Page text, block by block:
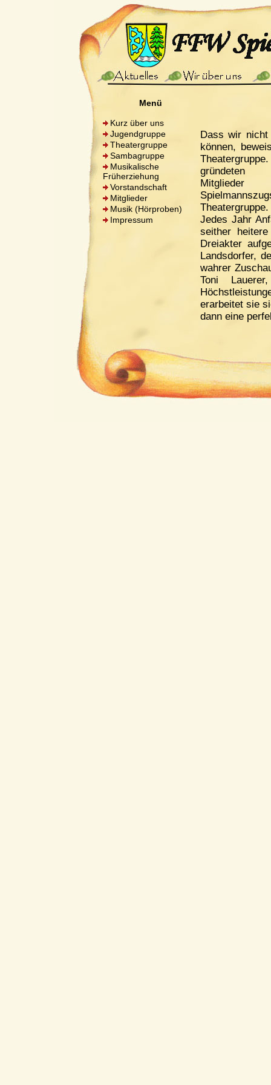
Menü
Kurz über uns
Jugendgruppe
Theatergruppe
Sambagruppe
Musikalische
Früherziehung
Vorstandschaft
Mitglieder
Musik (Hörproben)
Impressum
Dass wir
können,
gründeten
Theatergruppe.
Jedes Jahr
seither
Dreiakter
Landsdorfer,
wahrer
Toni
erarbeitet sie
dann eine
und Bier ein